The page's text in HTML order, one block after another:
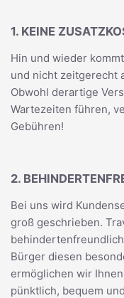
1. KEINE
Hin und wieder
und nicht zeitgerecht
Obwohl derartige
Wartezeiten führen,
Gebühren!
2.
Bei uns wird
groß geschrieben.
Bürger diesen
ermöglichen wir
pünktlich, bequem